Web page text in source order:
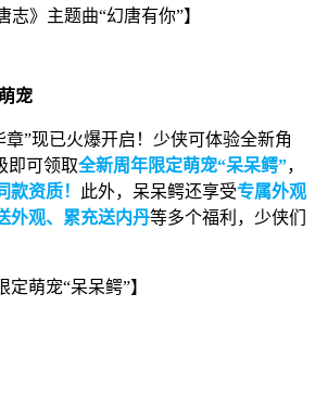
志》主题曲“幻唐有你”】
宠
章”现已火爆开启！少侠可体验全新角
即可领取全新周年限定萌宠“呆呆鳄”，
款资质！ 此外，呆呆鳄还享受专属外观
外观、累充送内丹等多个福利，少侠们